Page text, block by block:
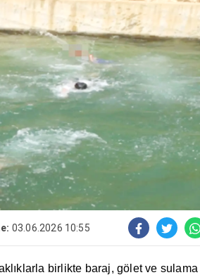
03.06.2026 10:55
ıklarla birlikte baraj, gölet ve sulama